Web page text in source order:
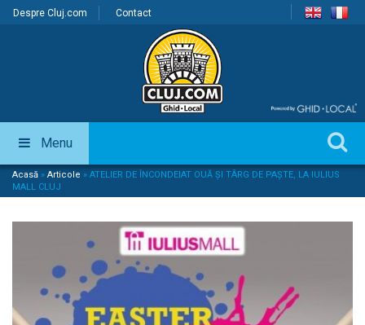
Despre Cluj.com Contact
Menu
Acasă » Articole » ATELIER DE ÎNCONDEIAT OUĂ ŞI TÂRG DE PAŞTE, LA IULIUS
MALL CLUJ